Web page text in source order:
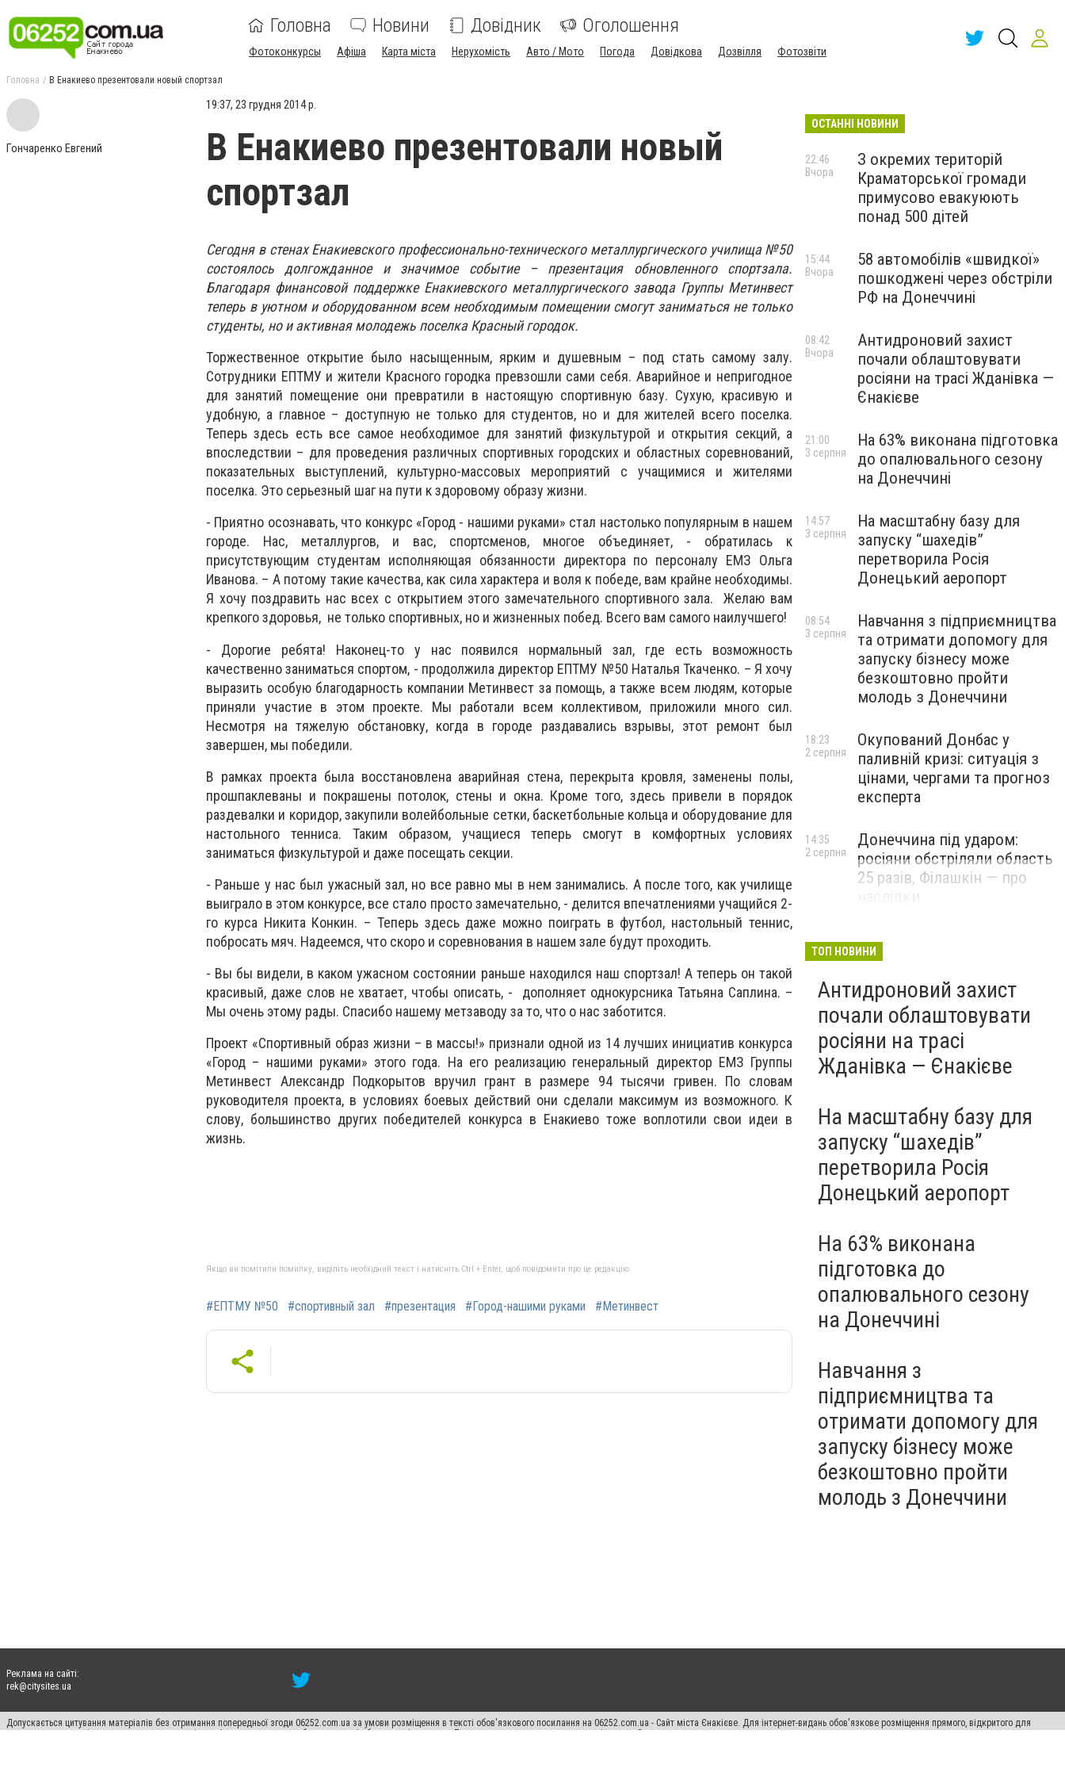
Головна Новини Довідник Оголошення
Фотоконкурсы Афіша Карта міста Нерухомість Авто / Мото Погода Довідкова Дозвілля Фотозвіти
Головна В Енакиево презентовали новый спортзал
Гончаренко Евгений
19:37, 23 грудня 2014 р.
В Енакиево презентовали новый
спортзал
Сегодня в стенах Енакиевского профессионально-технического металлургического училища №50
состоялось долгожданное и значимое событие – презентация обновленного спортзала.
Благодаря финансовой поддержке Енакиевского металлургического завода Группы Метинвест
теперь в уютном и оборудованном всем необходимым помещении смогут заниматься не только
студенты, но и активная молодежь поселка Красный городок.
Торжественное открытие было насыщенным, ярким и душевным – под стать самому залу.
Сотрудники ЕПТМУ и жители Красного городка превзошли сами себя. Аварийное и непригодное
для занятий помещение они превратили в настоящую спортивную базу. Сухую, красивую и
удобную, а главное – доступную не только для студентов, но и для жителей всего поселка.
Теперь здесь есть все самое необходимое для занятий физкультурой и открытия секций, а
впоследствии – для проведения различных спортивных городских и областных соревнований,
показательных выступлений, культурно-массовых мероприятий с учащимися и жителями
поселка. Это серьезный шаг на пути к здоровому образу жизни.
- Приятно осознавать, что конкурс «Город - нашими руками» стал настолько популярным в нашем
городе. Нас, металлургов, и вас, спортсменов, многое объединяет, - обратилась к
присутствующим студентам исполняющая обязанности директора по персоналу ЕМЗ Ольга
Иванова. – А потому такие качества, как сила характера и воля к победе, вам крайне необходимы.
Я хочу поздравить нас всех с открытием этого замечательного спортивного зала. Желаю вам
крепкого здоровья, не только спортивных, но и жизненных побед. Всего вам самого наилучшего!
- Дорогие ребята! Наконец-то у нас появился нормальный зал, где есть возможность
качественно заниматься спортом, - продолжила директор ЕПТМУ №50 Наталья Ткаченко. – Я хочу
выразить особую благодарность компании Метинвест за помощь, а также всем людям, которые
приняли участие в этом проекте. Мы работали всем коллективом, приложили много сил.
Несмотря на тяжелую обстановку, когда в городе раздавались взрывы, этот ремонт был
завершен, мы победили.
В рамках проекта была восстановлена аварийная стена, перекрыта кровля, заменены полы,
прошпаклеваны и покрашены потолок, стены и окна. Кроме того, здесь привели в порядок
раздевалки и коридор, закупили волейбольные сетки, баскетбольные кольца и оборудование для
настольного тенниса. Таким образом, учащиеся теперь смогут в комфортных условиях
заниматься физкультурой и даже посещать секции.
- Раньше у нас был ужасный зал, но все равно мы в нем занимались. А после того, как училище
выиграло в этом конкурсе, все стало просто замечательно, - делится впечатлениями учащийся 2-
го курса Никита Конкин. – Теперь здесь даже можно поиграть в футбол, настольный теннис,
побросать мяч. Надеемся, что скоро и соревнования в нашем зале будут проходить.
- Вы бы видели, в каком ужасном состоянии раньше находился наш спортзал! А теперь он такой
красивый, даже слов не хватает, чтобы описать, - дополняет однокурсника Татьяна Саплина. –
Мы очень этому рады. Спасибо нашему метзаводу за то, что о нас заботится.
Проект «Спортивный образ жизни – в массы!» признали одной из 14 лучших инициатив конкурса
«Город – нашими руками» этого года. На его реализацию генеральный директор ЕМЗ Группы
Метинвест Александр Подкорытов вручил грант в размере 94 тысячи гривен. По словам
руководителя проекта, в условиях боевых действий они сделали максимум из возможного. К
слову, большинство других победителей конкурса в Енакиево тоже воплотили свои идеи в
жизнь.
Якщо ви помітили помилку, виділіть необхідний текст і натисніть Ctrl + Enter, щоб повідомити про це редакцію
#ЕПТМУ №50 #спортивный зал #презентация #Город-нашими руками #Метинвест
ОСТАННІ НОВИНИ
З окремих територій
Краматорської громади
примусово евакуюють
понад 500 дітей
22:46
Вчора
58 автомобілів «швидкої»
пошкоджені через обстріли
РФ на Донеччині
15:44
Вчора
Антидроновий захист
почали облаштовувати
росіяни на трасі Жданівка —
Єнакієве
08:42
Вчора
На 63% виконана підготовка
до опалювального сезону
на Донеччині
21:00
3 серпня
На масштабну базу для
запуску “шахедів”
перетворила Росія
Донецький аеропорт
14:57
3 серпня
Навчання з підприємництва
та отримати допомогу для
запуску бізнесу може
безкоштовно пройти
молодь з Донеччини
08:54
3 серпня
Окупований Донбас у
паливній кризі: ситуація з
цінами, чергами та прогноз
експерта
18:23
2 серпня
Донеччина під ударом:
росіяни обстріляли область
25 разів, Філашкін — про
14:35
2 серпня
ТОП НОВИНИ
Антидроновий захист
почали облаштовувати
росіяни на трасі
Жданівка — Єнакієве
На масштабну базу для
запуску “шахедів”
перетворила Росія
Донецький аеропорт
На 63% виконана
підготовка до
опалювального сезону
на Донеччині
Навчання з
підприємництва та
отримати допомогу для
запуску бізнесу може
безкоштовно пройти
молодь з Донеччини
Реклама на сайті:
rek@citysites.ua
Допускається цитування матеріалів без отримання попередньої згоди 06252.com.ua за умови розміщення в тексті обов'язкового посилання на 06252.com.ua - Сайт міста Єнакієве. Для інтернет-видань обов'язкове розміщення прямого, відкритого для
пошукових систем гіперпосилання на цитовані статті не нижче другого абзацу в тексті або в якості джерела. Порушення виняткових прав переслідується Законом.